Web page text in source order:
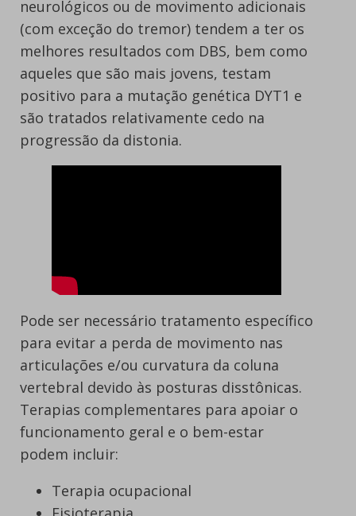
neurológicos ou de movimento adicionais
(com exceção do tremor) tendem a ter os
melhores resultados com DBS, bem como
aqueles que são mais jovens, testam
positivo para a mutação genética DYT1 e
são tratados relativamente cedo na
progressão da distonia.
Pode ser necessário tratamento específico
para evitar a perda de movimento nas
articulações e/ou curvatura da coluna
vertebral devido às posturas disstônicas.
Terapias complementares para apoiar o
funcionamento geral e o bem-estar
podem incluir:
Terapia ocupacional